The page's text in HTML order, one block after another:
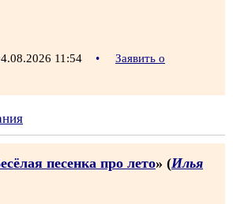
11:54 •
Заявить о
песенка про лето» (Илья